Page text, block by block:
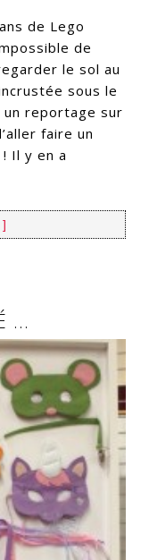
de Lego
de
le sol au
sous le
un reportage sur
faire un
Il y en a
…